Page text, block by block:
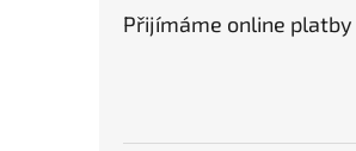
Přijímáme online platby